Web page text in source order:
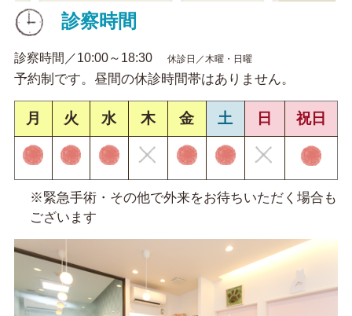
診察時間
診察時間／10:00～18:30 休診日／木曜・日曜
予約制です。昼間の休診時間帯はありません。
月 火 水 木 金 土 日 祝日
※緊急手術・その他で外来をお待ちいただく場合も
ございます